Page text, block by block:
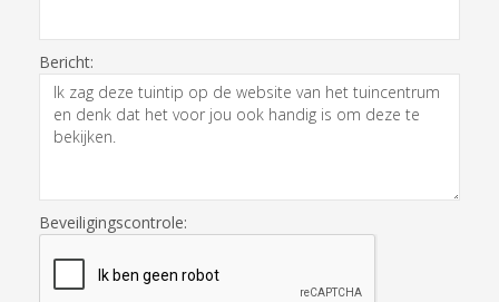
Bericht:
Beveiligingscontrole: